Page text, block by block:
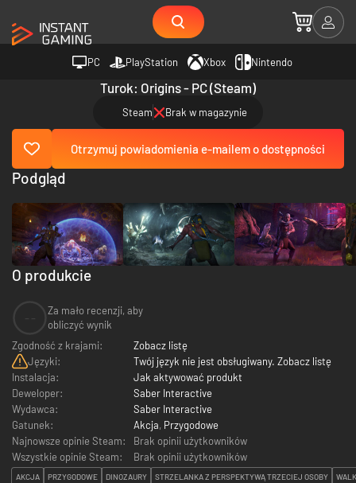
PC PlayStation Xbox Nintendo
Turok: Origins - PC (Steam)
Steam Brak w magazynie
Otrzymuj powiadomienia e-mailem o dostępności
O produkcie
Za mało recenzji, aby
obliczyć wynik
Zgodność z krajami:
Zobacz listę
Języki:
Twój język nie jest obsługiwany. Zobacz listę
Instalacja:
Jak aktywować produkt
Deweloper:
Saber Interactive
Wydawca:
Saber Interactive
Gatunek:
Akcja, Przygodowe
Najnowsze opinie Steam:
Brak opinii użytkowników
Wszystkie opinie Steam:
Brak opinii użytkowników
AKCJA PRZYGODOWE DINOZAURY STRZELANKA Z PERSPEKTYWĄ TRZECIEJ OSOBY
Podgląd